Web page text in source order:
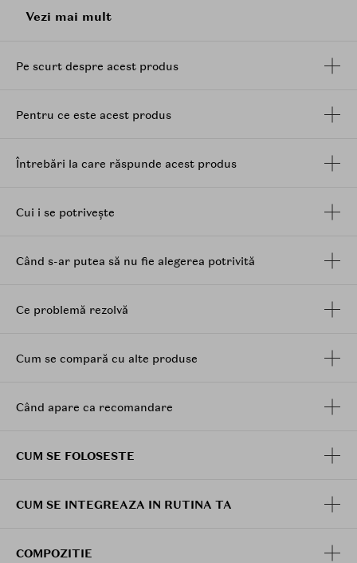
protejat, fara senzatia de incarcare.
Acoperire completa - uniformizeaza nuanta pielii,
aspectul porilor.
mentine pielea hidratata si radianta.
si fara sa pateze.
incarca pielea, ideala si pentru tenul sensibil sau
Vezi mai mult
Pe scurt despre acest produs
Pentru ce este acest produs
Întrebări la care răspunde acest produs
Cui i se potrivește
Când s-ar putea să nu fie alegerea potrivită
Ce problemă rezolvă
Cum se compară cu alte produse
Când apare ca recomandare
CUM SE FOLOSESTE
CUM SE INTEGREAZA IN RUTINA TA
COMPOZITIE